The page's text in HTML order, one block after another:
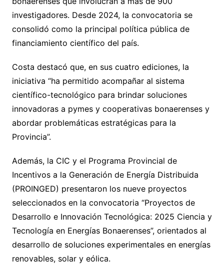
investigadores. Desde 2024, la convocatoria se
consolidó como la principal política pública de
financiamiento científico del país.
Costa destacó que, en sus cuatro ediciones, la
iniciativa “ha permitido acompañar al sistema
científico-tecnológico para brindar soluciones
innovadoras a pymes y cooperativas bonaerenses y
abordar problemáticas estratégicas para la
Provincia”.
Además, la CIC y el Programa Provincial de
Incentivos a la Generación de Energía Distribuida
(PROINGED) presentaron los nueve proyectos
seleccionados en la convocatoria “Proyectos de
Desarrollo e Innovación Tecnológica: 2025 Ciencia y
Tecnología en Energías Bonaerenses”, orientados al
desarrollo de soluciones experimentales en energías
renovables, solar y eólica.